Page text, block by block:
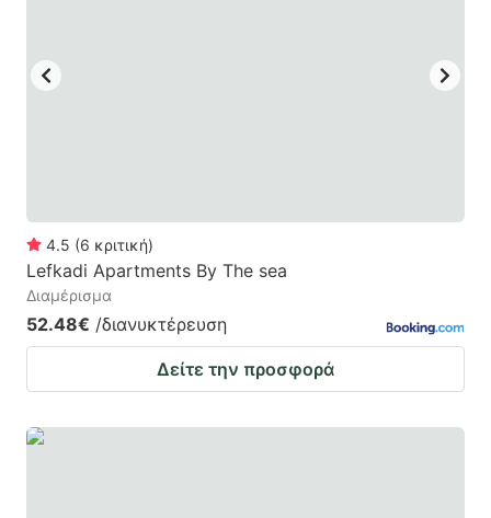
for
changing
dates.
4.5 (6 κριτική)
Lefkadi Apartments By The sea
Διαμέρισμα
52.48€ /διανυκτέρευση
Δείτε την προσφορά